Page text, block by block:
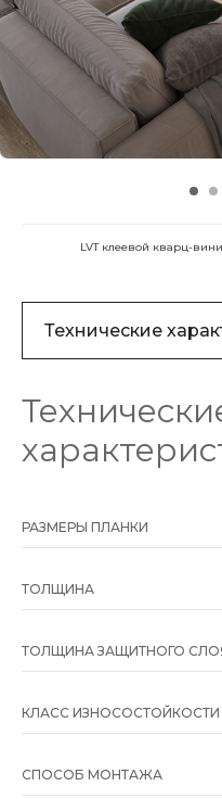
LVT клеевой кварц-
РАЗМЕРЫ ПЛАНКИ
ТОЛЩИНА
ТОЛЩИНА ЗАЩИТНОГО
КЛАСС ИЗНОСОСТОЙКОСТИ
СПОСОБ МОНТАЖА